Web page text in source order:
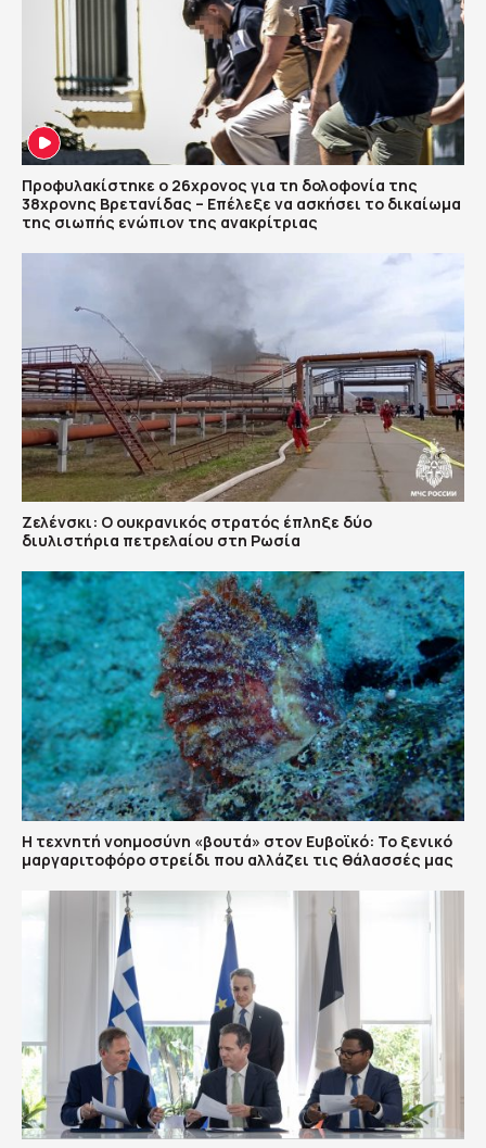
Προφυλακίστηκε ο 26χρονος για τη δολοφονία της
38χρονης Βρετανίδας – Επέλεξε να ασκήσει το δικαίωμα
της σιωπής ενώπιον της ανακρίτριας
Ζελένσκι: Ο ουκρανικός στρατός έπληξε δύο
διυλιστήρια πετρελαίου στη Ρωσία
Η τεχνητή νοημοσύνη «βουτά» στον Ευβοϊκό: Το ξενικό
μαργαριτοφόρο στρείδι που αλλάζει τις θάλασσές μας